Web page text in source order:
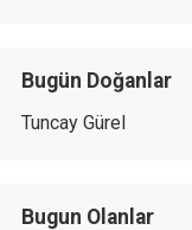
Bugün Doğanlar
Tuncay Gürel
Bugun Olanlar